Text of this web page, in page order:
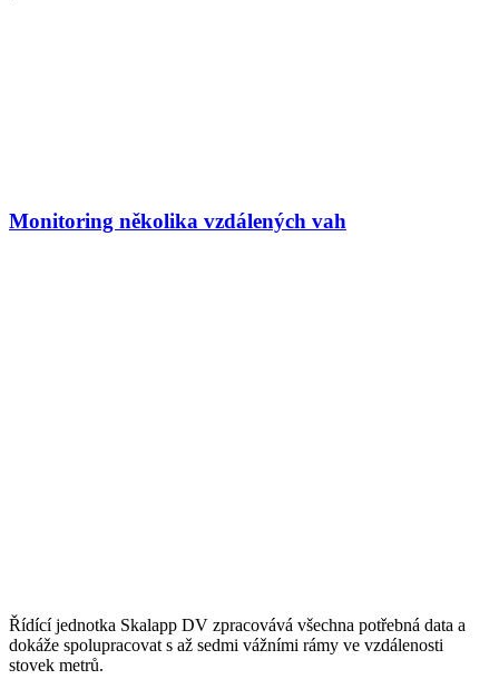
Monitoring několika vzdálených vah
Řídící jednotka Skalapp DV zpracovává všechna potřebná data a
dokáže spolupracovat s až sedmi vážními rámy ve vzdálenosti
stovek metrů.